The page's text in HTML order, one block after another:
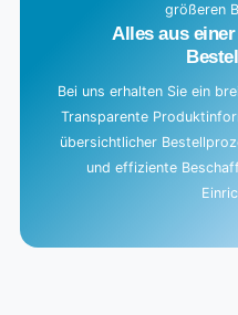
größeren
Alles aus
Bei uns erhalten Sie ein
Transparente
übersichtlicher
und effiziente